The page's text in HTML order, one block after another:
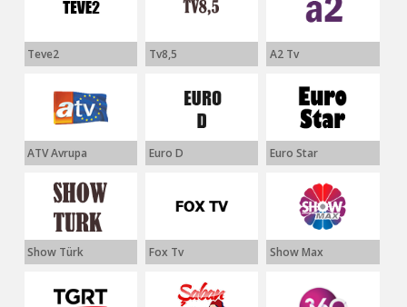
Teve2 Tv8,5 A2 Tv
ATV Avrupa Euro D Euro Star
Show Türk Fox Tv Show Max